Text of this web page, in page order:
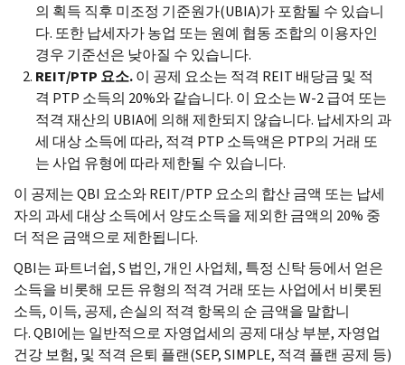
의 획득 직후 미조정 기준원가(UBIA)가 포함될 수 있습니
다. 또한 납세자가 농업 또는 원예 협동 조합의 이용자인
경우 기준선은 낮아질 수 있습니다.
REIT/PTP 요소.이 공제 요소는 적격 REIT 배당금 및 적
격 PTP 소득의 20%와 같습니다. 이 요소는W-2 급여 또는
적격 재산의 UBIA에 의해 제한되지 않습니다. 납세자의 과
세 대상 소득에 따라, 적격 PTP 소득액은 PTP의 거래 또
는 사업 유형에 따라 제한될 수 있습니다.
이 공제는QBI 요소와REIT/PTP 요소의 합산 금액 또는 납세
자의 과세 대상 소득에서 양도소득을 제외한 금액의 20% 중
더 적은 금액으로 제한됩니다.
QBI는 파트너쉽,S 법인, 개인 사업체, 특정 신탁 등에서 얻은
소득을 비롯해 모든 유형의 적격 거래 또는 사업에서 비롯된
소득, 이득, 공제, 손실의 적격 항목의 순 금액을 말합니
다.QBI에는 일반적으로 자영업세의 공제 대상 부분, 자영업
건강 보험, 및 적격 은퇴 플랜(SEP, SIMPLE, 적격 플랜 공제 등)